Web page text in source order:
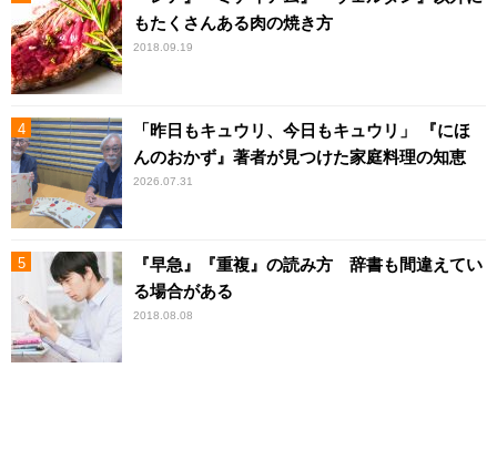
もたくさんある肉の焼き方
2018.09.19
「昨日もキュウリ、今日もキュウリ」 『にほ
んのおかず』著者が見つけた家庭料理の知恵
2026.07.31
『早急』『重複』の読み方 辞書も間違えてい
る場合がある
2018.08.08